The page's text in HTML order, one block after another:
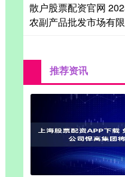
散户股票配资官网
农副产品批发市场有
推荐资讯